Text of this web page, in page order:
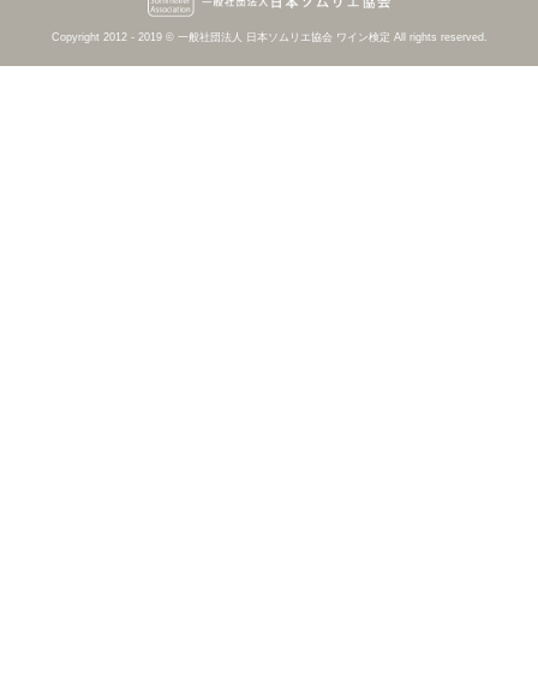
Copyright 2012 - 2019 © 一般社団法人 日本ソムリエ協会 ワイン検定 All rights reserved.